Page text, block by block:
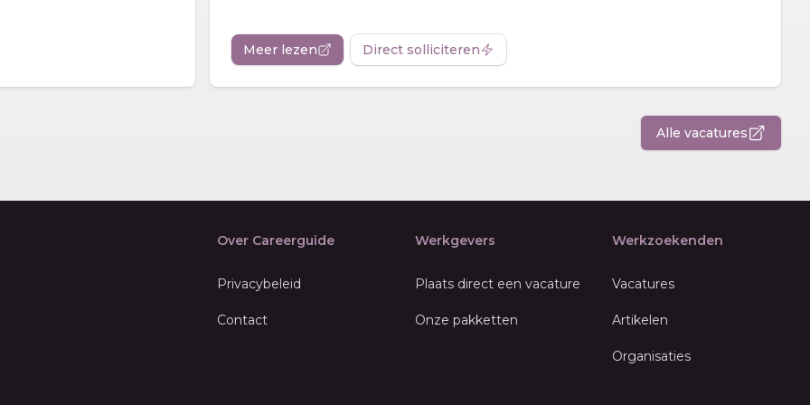
Meer lezen Direct solliciteren
Alle vacatures
Over Careerguide
Privacybeleid
Contact
Werkgevers
Plaats direct een vacature
Onze pakketten
Werkzoekenden
Vacatures
Artikelen
Organisaties